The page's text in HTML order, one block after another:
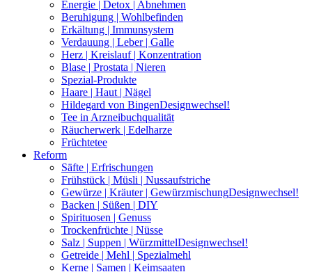
Energie | Detox | Abnehmen
Beruhigung | Wohlbefinden
Erkältung | Immunsystem
Verdauung | Leber | Galle
Herz | Kreislauf | Konzentration
Blase | Prostata | Nieren
Spezial-Produkte
Haare | Haut | Nägel
Hildegard von BingenDesignwechsel!
Tee in Arzneibuchqualität
Räucherwerk | Edelharze
Früchtetee
Reform
Säfte | Erfrischungen
Frühstück | Müsli | Nussaufstriche
Gewürze | Kräuter | GewürzmischungDesignwechsel!
Backen | Süßen | DIY
Spirituosen | Genuss
Trockenfrüchte | Nüsse
Salz | Suppen | WürzmittelDesignwechsel!
Getreide | Mehl | Spezialmehl
Kerne | Samen | Keimsaaten